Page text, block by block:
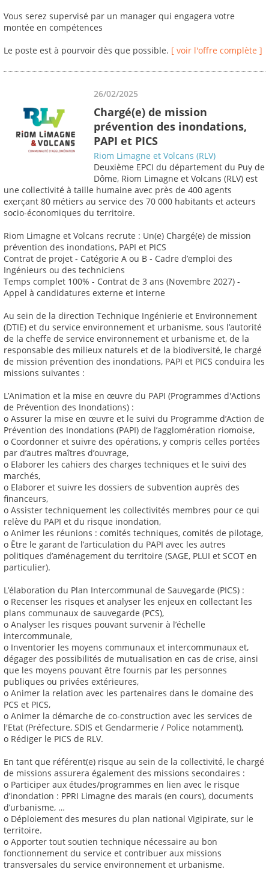
Vous serez supervisé par un manager qui engagera votre
montée en compétences
Le poste est à pourvoir dès que possible. [ voir l'offre complète ]
26/02/2025
Chargé(e) de mission
prévention des inondations,
PAPI et PICS
Riom Limagne et Volcans (RLV)
Deuxième EPCI du département du Puy de
Dôme, Riom Limagne et Volcans (RLV) est
une collectivité à taille humaine avec près de 400 agents
exerçant 80 métiers au service des 70 000 habitants et acteurs
socio-économiques du territoire.
Riom Limagne et Volcans recrute : Un(e) Chargé(e) de mission
prévention des inondations, PAPI et PICS
Contrat de projet - Catégorie A ou B - Cadre d’emploi des
Ingénieurs ou des techniciens
Temps complet 100% - Contrat de 3 ans (Novembre 2027) -
Appel à candidatures externe et interne
Au sein de la direction Technique Ingénierie et Environnement
(DTIE) et du service environnement et urbanisme, sous l’autorité
de la cheffe de service environnement et urbanisme et, de la
responsable des milieux naturels et de la biodiversité, le chargé
de mission prévention des inondations, PAPI et PICS conduira les
missions suivantes :
L’Animation et la mise en œuvre du PAPI (Programmes d'Actions
de Prévention des Inondations) :
o Assurer la mise en œuvre et le suivi du Programme d’Action de
Prévention des Inondations (PAPI) de l’agglomération riomoise,
o Coordonner et suivre des opérations, y compris celles portées
par d’autres maîtres d’ouvrage,
o Elaborer les cahiers des charges techniques et le suivi des
marchés,
o Elaborer et suivre les dossiers de subvention auprès des
financeurs,
o Assister techniquement les collectivités membres pour ce qui
relève du PAPI et du risque inondation,
o Animer les réunions : comités techniques, comités de pilotage,
o Être le garant de l’articulation du PAPI avec les autres
politiques d’aménagement du territoire (SAGE, PLUI et SCOT en
particulier).
L’élaboration du Plan Intercommunal de Sauvegarde (PICS) :
o Recenser les risques et analyser les enjeux en collectant les
plans communaux de sauvegarde (PCS),
o Analyser les risques pouvant survenir à l’échelle
intercommunale,
o Inventorier les moyens communaux et intercommunaux et,
dégager des possibilités de mutualisation en cas de crise, ainsi
que les moyens pouvant être fournis par les personnes
publiques ou privées extérieures,
o Animer la relation avec les partenaires dans le domaine des
PCS et PICS,
o Animer la démarche de co-construction avec les services de
l'Etat (Préfecture, SDIS et Gendarmerie / Police notamment),
o Rédiger le PICS de RLV.
En tant que référent(e) risque au sein de la collectivité, le chargé
de missions assurera également des missions secondaires :
o Participer aux études/programmes en lien avec le risque
d’inondation : PPRI Limagne des marais (en cours), documents
d’urbanisme, …
o Déploiement des mesures du plan national Vigipirate, sur le
territoire.
o Apporter tout soutien technique nécessaire au bon
fonctionnement du service et contribuer aux missions
transversales du service environnement et urbanisme.